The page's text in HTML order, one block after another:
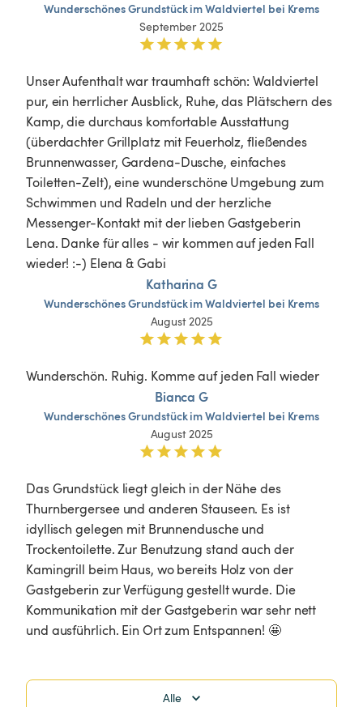
WunderschönesGrundstückimWaldviertel bei Krems
September 2025
Unser Aufenthalt war traumhaft schön: Waldviertel
pur, ein herrlicher Ausblick, Ruhe, das Plätschern des
Kamp, die durchaus komfortable Ausstattung
(überdachter Grillplatz mit Feuerholz, fließendes
Brunnenwasser, Gardena-Dusche, einfaches
Toiletten-Zelt), eine wunderschöne Umgebung zum
Schwimmen und Radeln und der herzliche
Messenger-Kontakt mit der lieben Gastgeberin
Lena. Danke für alles - wir kommen auf jeden Fall
wieder! :-) Elena & Gabi
Katharina G
WunderschönesGrundstückimWaldviertel bei Krems
August 2025
Wunderschön. Ruhig. Komme auf jeden Fall wieder
Bianca G
WunderschönesGrundstückimWaldviertel bei Krems
August 2025
Das Grundstück liegt gleich in der Nähe des
Thurnbergersee und anderen Stauseen. Es ist
idyllisch gelegen mit Brunnendusche und
Trockentoilette. Zur Benutzung stand auch der
Kamingrill beim Haus, wo bereits Holz von der
Gastgeberin zur Verfügung gestellt wurde. Die
Kommunikation mit der Gastgeberin war sehr nett
und ausführlich. Ein Ort zum Entspannen! 🤩
Alle